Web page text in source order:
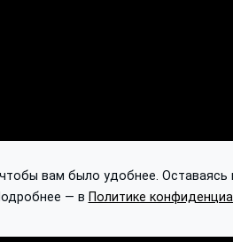
вам было удобнее. Оставаясь
— в Политике